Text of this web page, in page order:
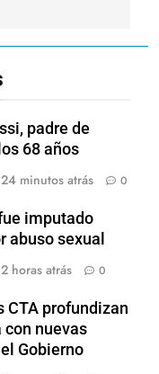
padre de
68 años
24 minutos atrás 0
imputado
abuso sexual
2 horas atrás 0
CTA profundizan
con nuevas
Gobierno